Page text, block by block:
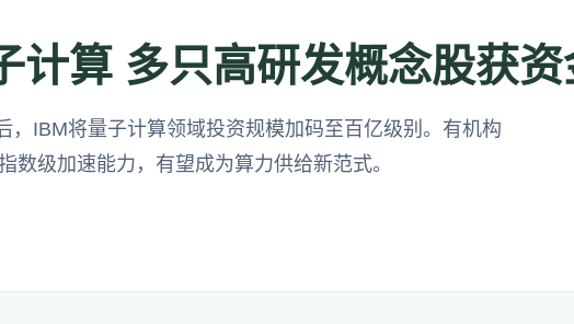
计算 多只高研发概念股获
，IBM将量子计算领域投资规模加码至百亿级别。有机构
数级加速能力，有望成为算力供给新范式。